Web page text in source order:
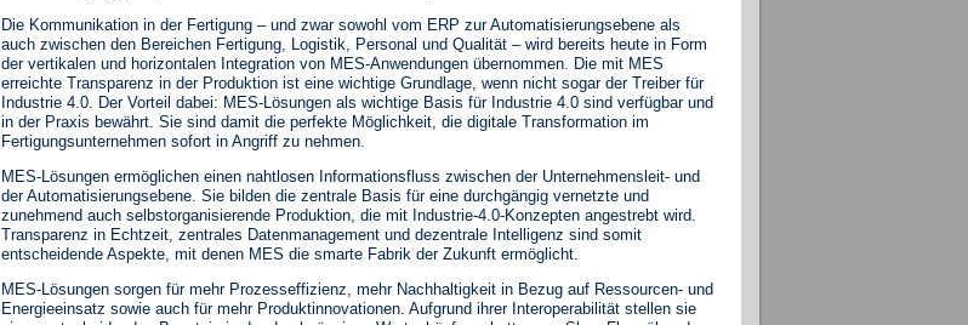
Die Kommunikation in der Fertigung – und zwar sowohl vom ERP zur Automatisierungsebene als
auch zwischen den Bereichen Fertigung, Logistik, Personal und Qualität – wird bereits heute in Form
der vertikalen und horizontalen Integration von MES-Anwendungen übernommen. Die mit MES
erreichte Transparenz in der Produktion ist eine wichtige Grundlage, wenn nicht sogar der Treiber für
Industrie 4.0. Der Vorteil dabei: MES-Lösungen als wichtige Basis für Industrie 4.0 sind verfügbar und
in der Praxis bewährt. Sie sind damit die perfekte Möglichkeit, die digitale Transformation im
Fertigungsunternehmen sofort in Angriff zu nehmen.
MES-Lösungen ermöglichen einen nahtlosen Informationsfluss zwischen der Unternehmensleit- und
der Automatisierungsebene. Sie bilden die zentrale Basis für eine durchgängig vernetzte und
zunehmend auch selbstorganisierende Produktion, die mit Industrie-4.0-Konzepten angestrebt wird.
Transparenz in Echtzeit, zentrales Datenmanagement und dezentrale Intelligenz sind somit
entscheidende Aspekte, mit denen MES die smarte Fabrik der Zukunft ermöglicht.
MES-Lösungen sorgen für mehr Prozesseffizienz, mehr Nachhaltigkeit in Bezug auf Ressourcen- und
Energieeinsatz sowie auch für mehr Produktinnovationen. Aufgrund ihrer Interoperabilität stellen sie